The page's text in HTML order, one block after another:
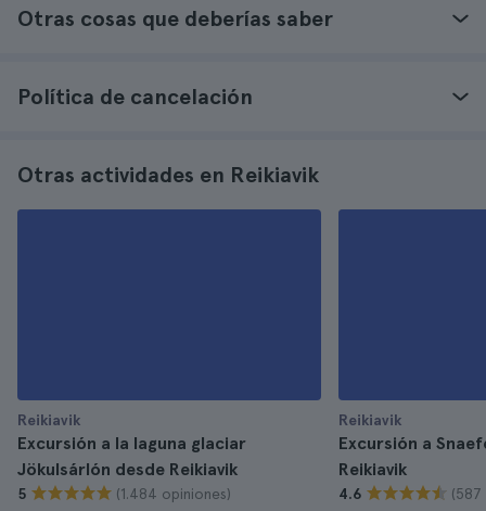
Otras cosas que deberías saber
Política de cancelación
Otras actividades en Reikiavik
Reikiavik
Excursión a la laguna glaciar
Jökulsárlón desde Reikiavik
5 (1.484 opiniones)
Reikiavik
Excursión a
Reikiavik
4.6 (587